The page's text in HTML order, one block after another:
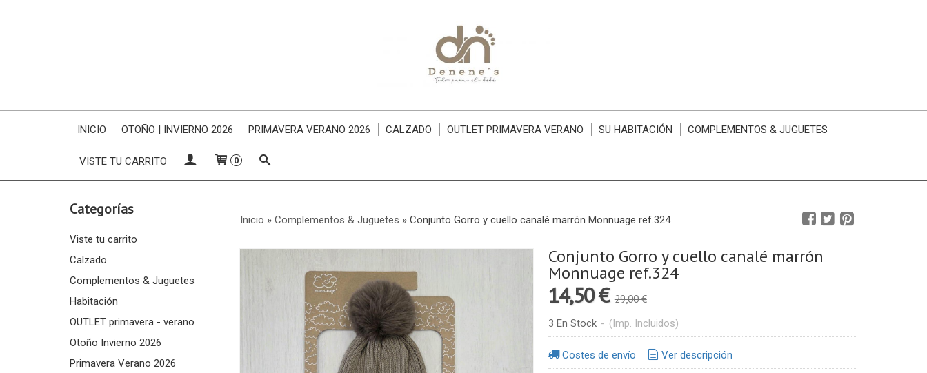
INICIO OTOÑO | INVIERNO 2026 PRIMAVERA VERANO 2026 CALZADO OUTLET PRIMAVERA VERANO SU HABITACIÓN COMPLEMENTOS & JUGUETES
VISTE TU CARRITO 0
Categorías
Viste tu carrito
Calzado
Complementos & Juguetes
Habitación
OUTLET primavera - verano
Otoño Invierno 2026
Primavera Verano 2026
Inicio » Complementos & Juguetes » Conjunto Gorro y cuello canalé marrón Monnuage ref.324
Conjunto Gorro y cuello canalé marrón
Monnuage ref.324
14,50 € 29,00 €
3 En Stock - (Imp. Incluidos)
Costes de envío Ver descripción